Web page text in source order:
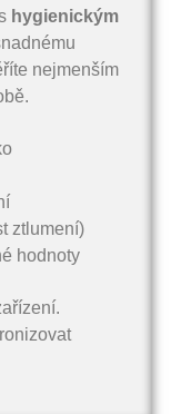
hygienickým
nejmenším
ztlumení)
hodnoty